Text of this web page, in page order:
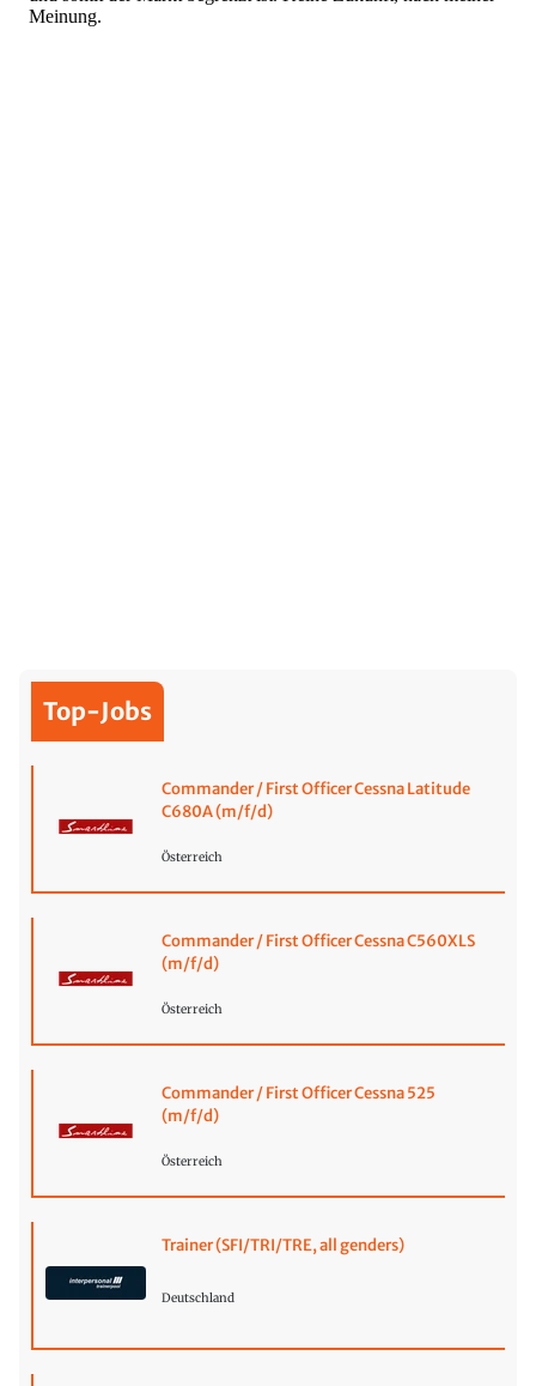
Top-Jobs
Commander / First Officer Cessna Latitude
C680A (m/f/d)
Österreich
Commander / First Officer Cessna C560XLS
(m/f/d)
Österreich
Commander / First Officer Cessna 525
(m/f/d)
Österreich
Trainer (SFI/TRI/TRE, all genders)
Deutschland